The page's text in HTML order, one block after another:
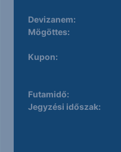
Devizanem:
Mögöttes:
Kupon:
Futamidő:
Jegyzési időszak: